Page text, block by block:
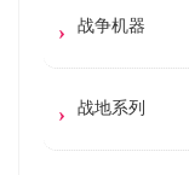
战争机器
战地系列